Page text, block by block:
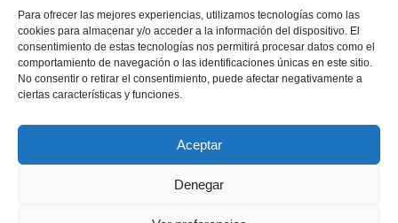
Para ofrecer las mejores experiencias, utilizamos tecnologías como las
cookies para almacenar y/o acceder a la información del dispositivo. El
consentimiento de estas tecnologías nos permitirá procesar datos como el
comportamiento de navegación o las identificaciones únicas en este sitio.
No consentir o retirar el consentimiento, puede afectar negativamente a
ciertas características y funciones.
Aceptar
Denegar
Inicio Biblioteca Parábolas TV
Comunidad
Esencia
Blog
Política de privacidad
Aviso legal
Política de cookies (UE)